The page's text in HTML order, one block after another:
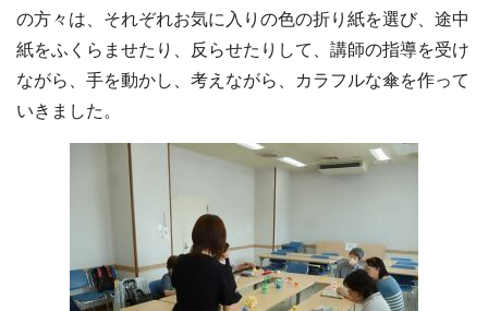
の方々は、それぞれお気に入りの色の折り紙を選び、途中
紙をふくらませたり、反らせたりして、講師の指導を受け
ながら、手を動かし、考えながら、カラフルな傘を作って
いきました。